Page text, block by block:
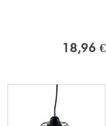
18,96 €